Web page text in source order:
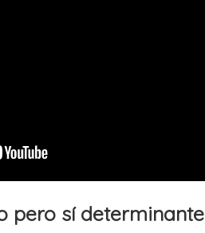
pero sí determinante